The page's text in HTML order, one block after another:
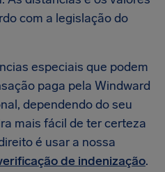
com a legislação do
especiais que podem
paga pela Windward
dependendo do seu
mais fácil de ter certeza
é usar a nossa
de indenização.